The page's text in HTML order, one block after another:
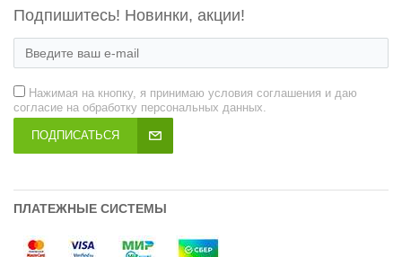
Подпишитесь! Новинки, акции!
Нажимая на кнопку, я принимаю условия соглашения и даю
согласие на обработку персональных данных.
ПОДПИСАТЬСЯ
ПЛАТЕЖНЫЕ СИСТЕМЫ